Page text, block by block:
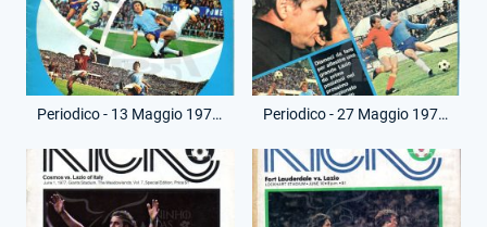
Periodico - 13 Maggio 1977 - Biancazzurro - Primo Numero Periodico - 27 Maggio 1977 - Biancazzurro